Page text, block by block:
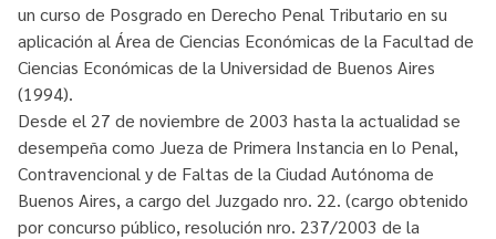
un curso de Posgrado en Derecho Penal Tributario en su
aplicación al Área de Ciencias Económicas de la Facultad de
Ciencias Económicas de la Universidad de Buenos Aires
(1994).
Desde el 27 de noviembre de 2003 hasta la actualidad se
desempeña como Jueza de Primera Instancia en lo Penal,
Contravencional y de Faltas de la Ciudad Autónoma de
Buenos Aires, a cargo del Juzgado nro. 22. (cargo obtenido
por concurso público, resolución nro. 237/2003 de la